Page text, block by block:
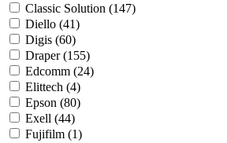
Classic Solution (147)
Diello (41)
Digis (60)
Draper (155)
Edcomm (24)
Elittech (4)
Epson (80)
Exell (44)
Fujifilm (1)